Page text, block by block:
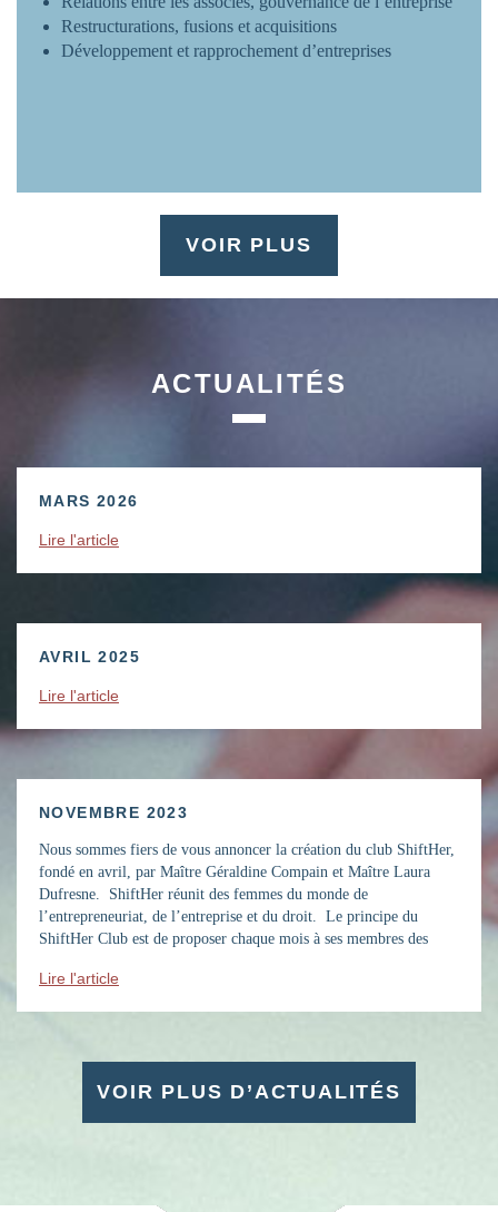
Restructurations, fusions et acquisitions
Développement et rapprochement d’entreprises
VOIR PLUS
ACTUALITÉS
MARS 2026
Lire l'article
AVRIL 2025
Lire l'article
NOVEMBRE 2023
Nous sommes fiers de vous annoncer la création du club ShiftHer,
fondé en avril, par Maître Géraldine Compain et Maître Laura
Dufresne. ShiftHer réunit des femmes du monde de
l’entrepreneuriat, de l’entreprise et du droit. Le principe du
ShiftHer Club est de proposer chaque mois à ses membres des
Lire l'article
VOIR PLUS D’ACTUALITÉS